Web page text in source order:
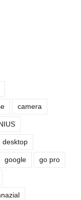
camera
desktop
google go pro